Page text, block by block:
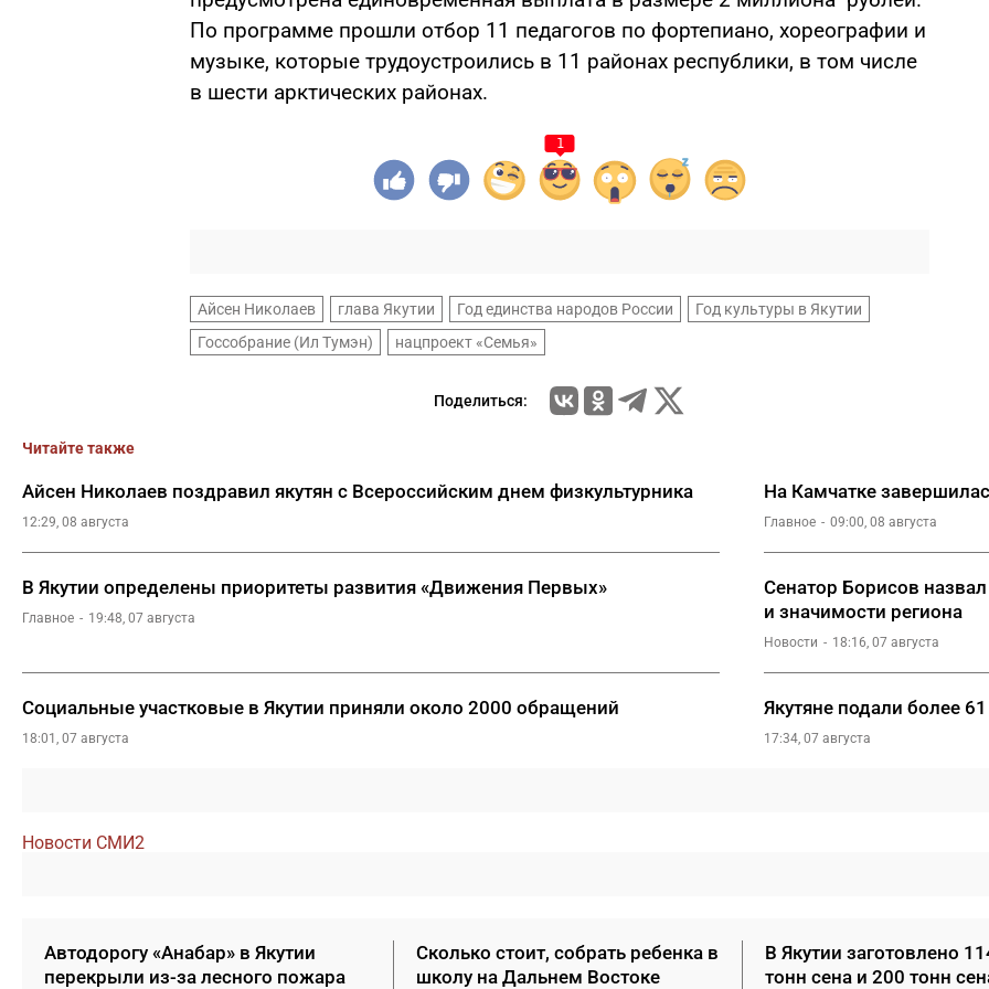
По программе прошли отбор 11 педагогов по фортепиано, хореографии и
музыке, которые трудоустроились в 11 районах республики, в том числе
в шести арктических районах.
1
Айсен Николаев глава Якутии Год единства народов России
Год культуры в Якутии
Госсобрание (Ил Тумэн)
нацпроект «Семья»
Поделиться:
Читайте также
Айсен Николаев поздравил якутян с Всероссийским днем физкультурника
12:29, 08 августа
На Камчатке
Главное 09:00, 08 августа
В Якутии определены приоритеты развития «Движения Первых»
Главное 19:48, 07 августа
Сенатор Борисов
и значимости региона
Новости 18:16, 07 августа
Социальные участковые в Якутии приняли около 2000 обращений
18:01, 07 августа
Якутяне подали более
17:34, 07 августа
Новости СМИ2
Автодорогу «Анабар» в Якутии
перекрыли из-за лесного пожара
Сколько стоит, собрать ребенка в
школу на Дальнем Востоке
В Якутии заготовлено
тонн сена и 200 тонн